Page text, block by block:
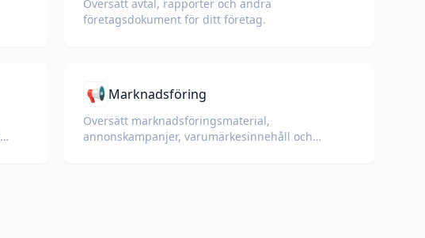
Översätt avtal, rapporter och andra
företagsdokument för ditt företag.
📢 Marknadsföring
Översätt marknadsföringsmaterial,
annonskampanjer, varumärkesinnehåll och